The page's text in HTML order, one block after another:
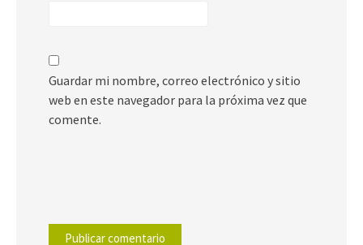
Guardar mi nombre, correo electrónico y sitio
web en este navegador para la próxima vez que
comente.